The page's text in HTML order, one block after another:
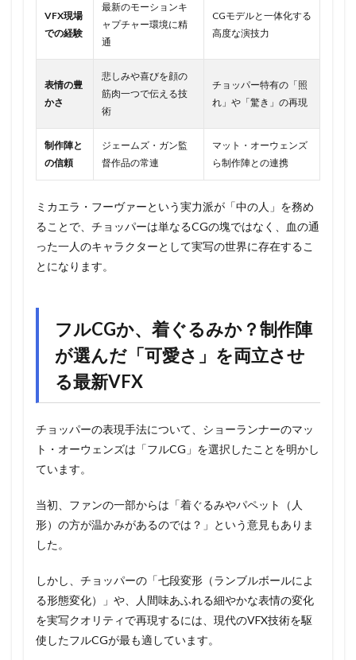
VFX現場
での経験
最新のモーションキ
ャプチャー環境に精
通
CGモデルと一体化する
高度な演技力
表情の豊
かさ
悲しみや喜びを顔の
筋肉一つで伝える技
術
チョッパー特有の「照
れ」や「驚き」の再現
制作陣と
の信頼
ジェームズ・ガン監
督作品の常連
マット・オーウェンズ
ら制作陣との連携
ミカエラ・フーヴァーという実力派が「中の人」を務め
ることで、チョッパーは単なるCGの塊ではなく、血の通
った一人のキャラクターとして実写の世界に存在するこ
とになります。
フルCGか、着ぐるみか？制作陣
が選んだ「可愛さ」を両立させ
る最新VFX
チョッパーの表現手法について、ショーランナーのマッ
ト・オーウェンズは「フルCG」を選択したことを明かし
ています。
当初、ファンの一部からは「着ぐるみやパペット（人
形）の方が温かみがあるのでは？」という意見もありま
した。
しかし、チョッパーの「七段変形（ランブルボールによ
る形態変化）」や、人間味あふれる細やかな表情の変化
を実写クオリティで再現するには、現代のVFX技術を駆
使したフルCGが最も適しています。